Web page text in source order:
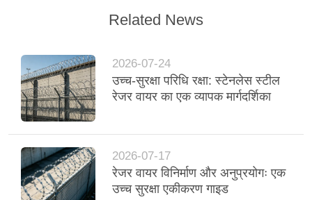
Related News
2026-07-24
उच्च-सुरक्षा परिधि रक्षा: स्टेनलेस स्टील
रेजर वायर का एक व्यापक मार्गदर्शिका
2026-07-17
रेजर वायर विनिर्माण और अनुप्रयोगः एक
उच्च सुरक्षा एकीकरण गाइड